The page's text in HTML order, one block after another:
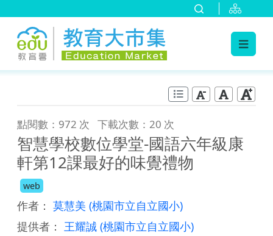
點閱數：972 次 下載次數：20 次
智慧學校數位學堂-國語六年級康
軒第12課最好的味覺禮物
web
作者： 莫慧美 (桃園市立自立國小)
提供者： 王耀誠 (桃園市立自立國小)